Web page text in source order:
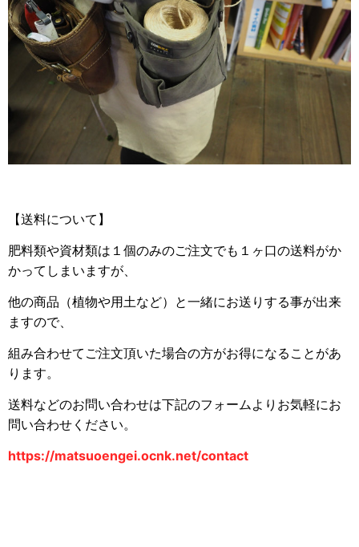
【送料について】
肥料類や資材類は１個のみのご注文でも１ヶ口の送料がか
かってしまいますが、
他の商品（植物や用土など）と一緒にお送りする事が出来
ますので、
組み合わせてご注文頂いた場合の方がお得になることがあ
ります。
送料などのお問い合わせは下記のフォームよりお気軽にお
問い合わせください。
https://matsuoengei.ocnk.net/contact